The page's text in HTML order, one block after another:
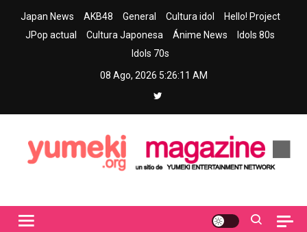
Japan News AKB48 General Cultura idol
Hello! Project
JPop actual
Cultura Japonesa Ánime News
Idols 80s
Idols 70s
08 Ago, 2026 5:26:12 AM